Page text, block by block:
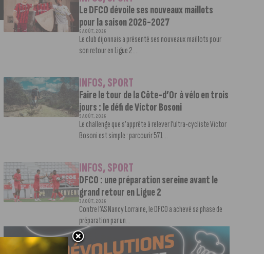
Le DFCO dévoile ses nouveaux maillots
pour la saison 2026-2027
6 AOÛT, 2026
Le club dijonnais a présenté ses nouveaux maillots pour
son retour en Ligue 2....
INFOS,SPORT
Faire le tour de la Côte-d’Or à vélo en trois
jours : le défi de Victor Bosoni
5 AOÛT, 2026
Le challenge que s’apprête à relever l’ultra-cycliste Victor
Bosoni est simple : parcourir 571...
INFOS,SPORT
DFCO : une préparation sereine avant le
grand retour en Ligue 2
3 AOÛT, 2026
Contre l’AS Nancy Lorraine, le DFCO a achevé sa phase de
préparation par un...